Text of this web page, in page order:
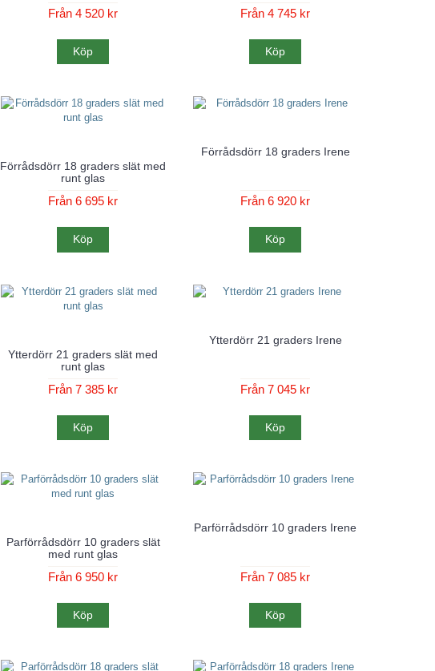
Från 4 520 kr
Köp
Från 4 745 kr
Köp
Förrådsdörr 18 graders slät med
runt glas
Från 6 695 kr
Köp
Förrådsdörr 18 graders Irene
Från 6 920 kr
Köp
Ytterdörr 21 graders slät med
runt glas
Från 7 385 kr
Köp
Ytterdörr 21 graders Irene
Från 7 045 kr
Köp
Parförrådsdörr 10 graders slät
med runt glas
Från 6 950 kr
Köp
Parförrådsdörr 10 graders Irene
Från 7 085 kr
Köp